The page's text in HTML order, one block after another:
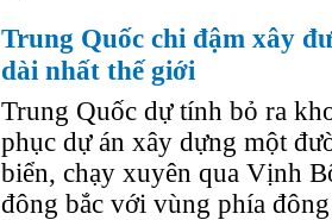
Trung Quốc chi đậm xây
dài nhất thế giới
Trung Quốc dự tính bỏ ra
phục dự án xây dựng một
biển, chạy xuyên qua Vịnh
đông bắc với vùng phía